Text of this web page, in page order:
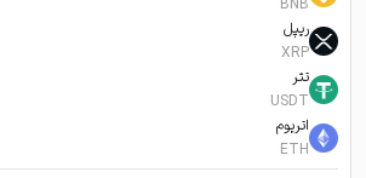
BNB
ریپل
XRP
تتر
USDT
اتریوم
ETH